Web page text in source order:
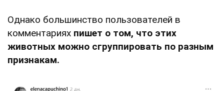
Однако большинство пользователей в
комментариях пишет о том, что этих
животных можно сгруппировать по разным
признакам.